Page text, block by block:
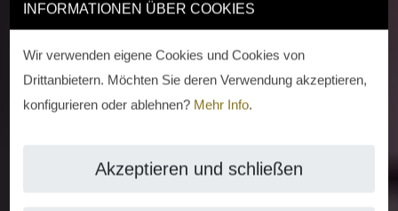
INFORMATIONEN ÜBER COOKIES
Wir verwenden eigene Cookies und Cookies von
Drittanbietern. Möchten Sie deren Verwendung akzeptieren,
konfigurieren oder ablehnen? Mehr Info.
Akzeptieren und schließen